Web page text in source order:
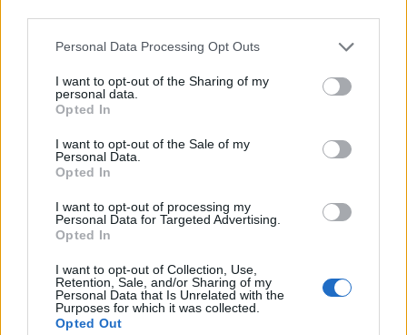
Please note that this website/app uses one or more Google
not limited to your visit or usage behaviour. You may click to
grant or deny consent to Google and its third-party tags to
use your data for below specified purposes in below Google
consent section.
Personal Data Processing Opt Outs
I want to opt-out of the Sharing of my
personal data.
Opted In
I want to opt-out of the Sale of my
Personal Data.
Opted In
I want to opt-out of processing my
Personal Data for Targeted Advertising.
Opted In
I want to opt-out of Collection, Use,
Retention, Sale, and/or Sharing of my
Personal Data that Is Unrelated with the
Purposes for which it was collected.
Opted Out
Giorgia Meloni a La Maddalena, la vicesindaco:
“Orgoglio e discrezione per visita privata̶…
Incendio nella notte a Olbia, a fuoco due furgoni
A fuoco un deposito con bombole, intervento dei
vigili del fuoco a Rudalza